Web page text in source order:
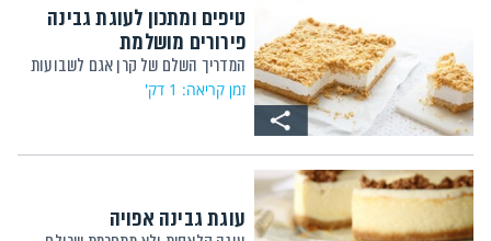
טיפים ומתכון לעוגת גבינה
פירורים מושלמת
המדריך השלם של קרן אגם לשבועות
זמן קריאה: 1 דק'
עוגת גבינה אפויה